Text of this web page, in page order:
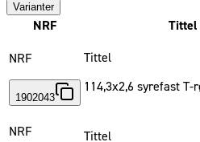
Varianter
NRF Tittel
NRF
1902043
Tittel
114,3x2,6 syrefast
NRF
Tittel